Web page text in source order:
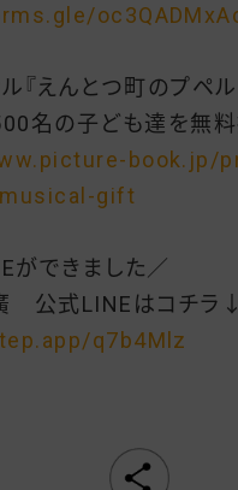
『えんとつ町のプペ
名の子ども達を無料
book.jp/
gift
ができました／
公式LINEはコチラ↓
q7b4Mlz